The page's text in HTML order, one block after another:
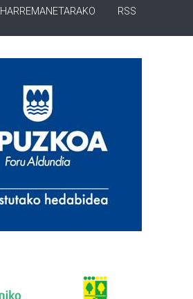
HARREMANETARAKO RSS